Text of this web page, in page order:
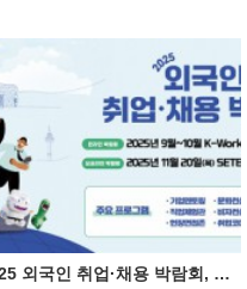
2025 외국인 취업·채용 박람회, 체크온 참가